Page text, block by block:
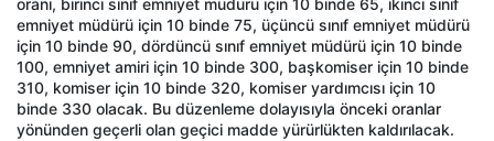
oranı, birinci sınıf emniyet müdürü için 10 binde 65, ikinci sınıf
emniyet müdürü için 10 binde 75, üçüncü sınıf emniyet müdürü
için 10 binde 90, dördüncü sınıf emniyet müdürü için 10 binde
100, emniyet amiri için 10 binde 300, başkomiser için 10 binde
310, komiser için 10 binde 320, komiser yardımcısı için 10
binde 330 olacak. Bu düzenleme dolayısıyla önceki oranlar
yönünden geçerli olan geçici madde yürürlükten kaldırılacak.